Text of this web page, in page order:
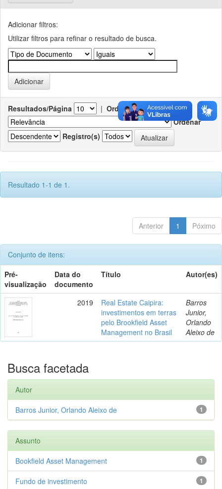
Adicionar filtros:
Utilizar filtros para refinar o resultado de busca.
Resultados/Página | Ordenar registros por
Ordenar
Registro(s)
Resultado 1-1 de 1.
Anterior 1 Póximo
Conjunto de itens:
Pré-
visualização
Data do
documento
Título Autor(es)
2019
Real Estate Caipira:
investimentos em terras
pelo Brookfield Asset
Management no Brasil
Barros
Junior,
Orlando
Aleixo de
Busca facetada
Autor
1
Barros Junior, Orlando Aleixo de
Assunto
1
Bookfield Asset Management
1
Fundo de investimento